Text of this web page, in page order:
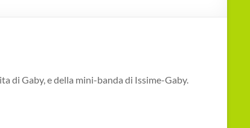
di Gaby, e della mini-banda di Issime-Gaby.